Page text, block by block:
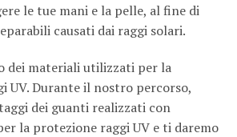
le tue mani e la pelle, al fine di
causati dai raggi solari.
dei materiali utilizzati per la
UV. Durante il nostro percorso,
dei guanti realizzati con
la protezione raggi UV e ti daremo